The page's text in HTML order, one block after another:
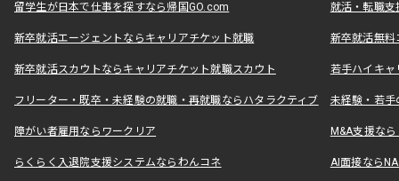
留学生が日本で仕事を探すなら帰国GO.com 就活・転職
新卒就活エージェントならキャリアチケット就職 新卒就活無料
新卒就活スカウトならキャリアチケット就職スカウト 若手ハイキ
フリーター・既卒・未経験の就職・再就職ならハタラクティブ 未経験・若手
障がい者雇用ならワークリア M&A支援な
らくらく入退院支援システムならわんコネ AI面接なら